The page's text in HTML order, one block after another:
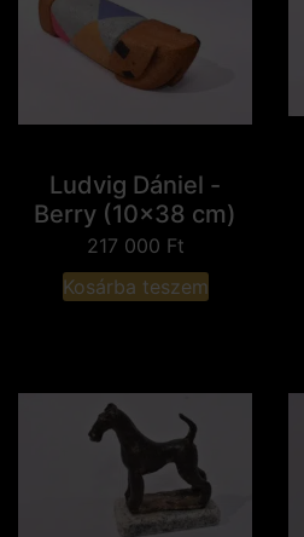
Ludvig Dániel -
Berry (10x38 cm)
217 000 Ft
Kosárba teszem